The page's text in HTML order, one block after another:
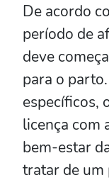
De acordo
período de
deve
para o
específicos,
licença com
bem-estar
tratar de um